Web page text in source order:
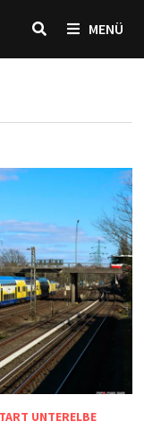
MENÜ
UNTERELBE